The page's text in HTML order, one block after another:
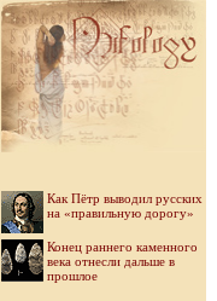
Как Пётр выводил русских
на «правильную дорогу»
Конец раннего каменного
века отнесли дальше в
прошлое